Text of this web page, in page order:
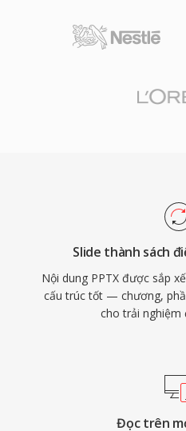
Slide thành sách
Nội dung PPTX được sắp
cấu trúc tốt — chương,
cho trải nghiệm
Đọc trên